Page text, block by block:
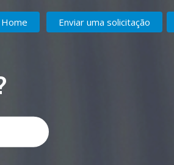
Home Enviar uma solicitação